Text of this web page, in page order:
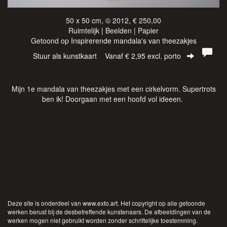
50 x 50 cm, © 2012, € 250,00
Ruimtelijk | Beelden | Papier
Getoond op Inspirerende mandala's van theezakjes
Stuur als kunstkaart Vanaf € 2,95 excl. porto
Mijn 1e mandala van theezakjes met een cirkelvorm. Supertrots
ben ik! Doorgaan met een hoofd vol ideeen.
Deze site is onderdeel van www.exto.art. Het copyright op alle getoonde
werken berust bij de desbetreffende kunstenaars. De afbeeldingen van de
werken mogen niet gebruikt worden zonder schriftelijke toestemming.